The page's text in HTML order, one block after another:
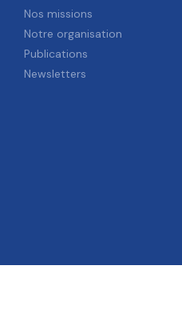
Nos missions
Notre organisation
Publications
Newsletters